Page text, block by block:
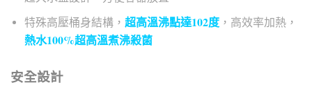
特殊高壓桶身結構， 超高溫沸點達102度 ，高效率加熱，
熱水100%超高溫煮沸殺菌
安全設計